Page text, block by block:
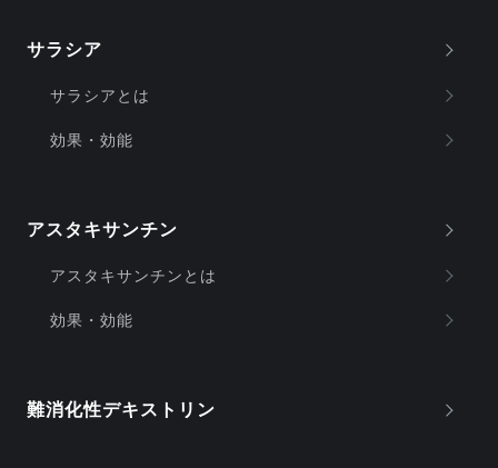
サラシア
サラシアとは
効果・効能
アスタキサンチン
アスタキサンチンとは
効果・効能
難消化性デキストリン